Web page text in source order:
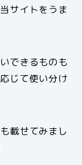
サイトをうま
できるものも
じて使い分け
載せてみまし